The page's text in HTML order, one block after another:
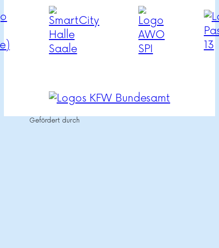
Gefördert durch